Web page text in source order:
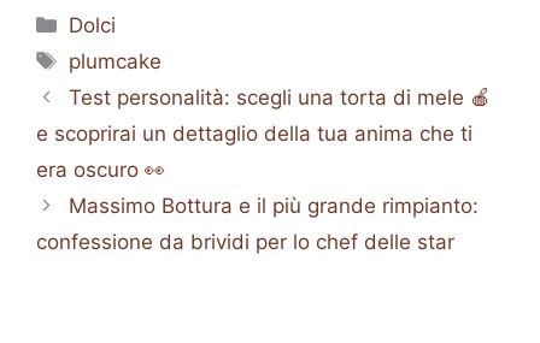
Categorie
Dolci
Tag
plumcake
Test personalità: scegli una torta di mele 🍎
e scoprirai un dettaglio della tua anima che ti
era oscuro 👀
Massimo Bottura e il più grande rimpianto:
confessione da brividi per lo chef delle star